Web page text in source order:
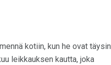
kotiin, kun he ovat täysin
leikkauksen kautta, joka